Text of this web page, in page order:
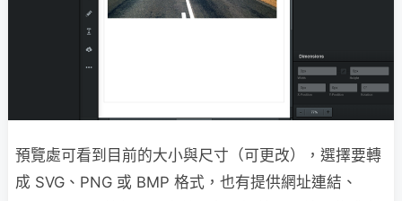
預覽處可看到目前的大小與尺寸（可更改），選擇要轉
成 SVG、PNG 或 BMP 格式，也有提供網址連結、